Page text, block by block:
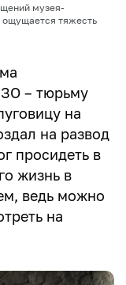
музея-
ощущается тяжесть
– тюрьму
на
на развод
просидеть в
жизнь в
ведь можно
на